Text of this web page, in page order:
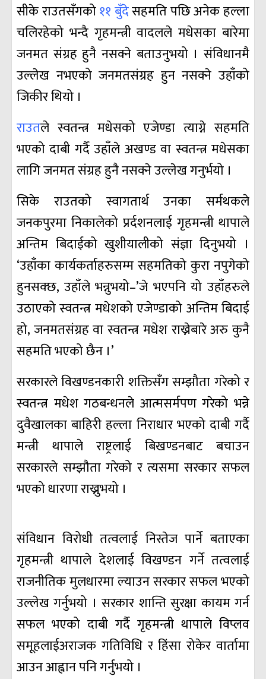
सीके राउतसँगको११ बुँदेसहमति पछि अनेक हल्ला
चलिरहेको भन्दै गृहमन्त्री वादलले मधेसका बारेमा
जनमत संग्रह हुनै नसक्ने बताउनुभयो । संविधानमै
उल्लेख नभएको जनमतसंग्रह हुन नसक्ने उहाँको
जिकीर थियो ।
राउतले स्वतन्त्र मधेसको एजेण्डा त्याग्ने सहमति
भएको दाबी गर्दै उहाँले अखण्ड वा स्वतन्त्र मधेसका
लागि जनमत संग्रह हुनै नसक्ने उल्लेख गनुर्भयो ।
सिके राउतको स्वागतार्थ उनका सर्मथकले
जनकपुरमा निकालेको प्रर्दशनलाई गृहमन्त्री थापाले
अन्तिम बिदाईको खुशीयालीको संज्ञा दिनुभयो ।
‘उहाँका कार्यकर्ताहरुसम्म सहमतिको कुरा नपुगेको
हुनसक्छ, उहाँले भन्नुभयो–’जे भएपनि यो उहाँहरुले
उठाएको स्वतन्त्र मधेशको एजेण्डाको अन्तिम बिदाई
हो, जनमतसंग्रह वा स्वतन्त्र मधेश राख्नेबारे अरु कुनै
सहमति भएको छैन ।’
सरकारले विखण्डनकारी शक्तिसँग सम्झौता गरेको र
स्वतन्त्र मधेश गठबन्धनले आत्मसर्मपण गरेको भन्ने
दुवैखालका बाहिरी हल्ला निराधार भएको दाबी गर्दै
मन्त्री थापाले राष्ट्रलाई बिखण्डनबाट बचाउन
सरकारले सम्झौता गरेको र त्यसमा सरकार सफल
भएको धारणा राख्नुभयो ।
संविधान विरोधी तत्वलाई निस्तेज पार्ने बताएका
गृहमन्त्री थापाले देशलाई विखण्डन गर्ने तत्वलाई
राजनीतिक मुलधारमा ल्याउन सरकार सफल भएको
उल्लेख गर्नुभयो । सरकार शान्ति सुरक्षा कायम गर्न
सफल भएको दाबी गर्दै गृहमन्त्री थापाले विप्लव
समूहलाईअराजक गतिविधि र हिंसा रोकेर वार्तामा
आउन आह्वान पनि गर्नुभयो ।